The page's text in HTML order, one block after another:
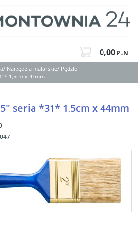
0,00PLN
/ Narzędzia malarskie/ Pędzle
1,5cm x 44mm
seria *31* 1,5cm x 44mm